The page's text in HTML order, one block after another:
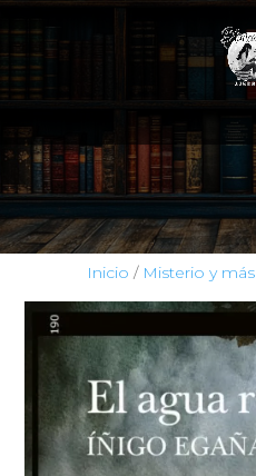
Inicio / Misterio y más